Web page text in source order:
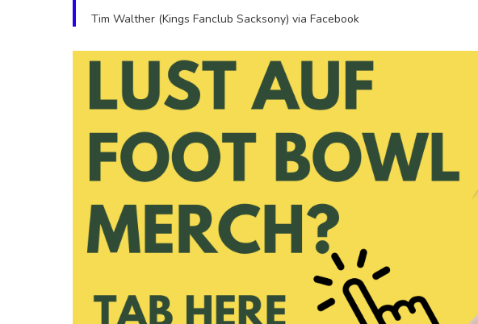
Tim Walther (Kings Fanclub Sacksony) via Facebook